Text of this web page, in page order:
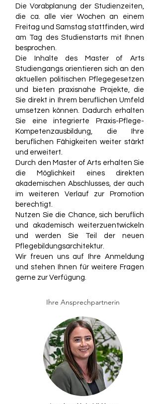
Die Vorabplanung der Studienzeiten,
die ca. alle vier Wochen an einem
Freitag und Samstag stattfinden, wird
am Tag des Studienstarts mit Ihnen
besprochen.
Die Inhalte des Master of Arts
Studiengangs orientieren sich an den
aktuellen politischen Pflegegesetzen
und bieten praxisnahe Projekte, die
Sie direkt in Ihrem beruflichen Umfeld
umsetzen können. Dadurch erhalten
Sie eine integrierte Praxis-Pflege-
Kompetenzausbildung, die Ihre
beruflichen Fähigkeiten weiter stärkt
und erweitert.
Durch den Master of Arts erhalten Sie
die Möglichkeit eines direkten
akademischen Abschlusses, der auch
im weiteren Verlauf zur Promotion
berechtigt.
Nutzen Sie die Chance, sich beruflich
und akademisch weiterzuentwickeln
und werden Sie Teil der neuen
Pflegebildungsarchitektur.
Wir freuen uns auf Ihre Anmeldung
und stehen Ihnen für weitere Fragen
gerne zur Verfügung.
Ihre Ansprechpartnerin